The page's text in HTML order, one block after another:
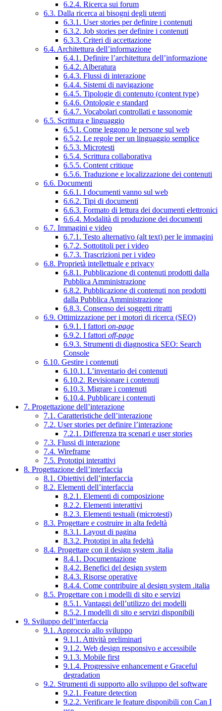
6.2.4. Ricerca sui forum
6.3. Dalla ricerca ai bisogni degli utenti
6.3.1. User stories per definire i contenuti
6.3.2. Job stories per definire i contenuti
6.3.3. Criteri di accettazione
6.4. Architettura dell’informazione
6.4.1. Definire l’architettura dell’informazione
6.4.2. Alberatura
6.4.3. Flussi di interazione
6.4.4. Sistemi di navigazione
6.4.5. Tipologie di contenuto (content type)
6.4.6. Ontologie e standard
6.4.7. Vocabolari controllati e tassonomie
6.5. Scrittura e linguaggio
6.5.1. Come leggono le persone sul web
6.5.2. Le regole per un linguaggio semplice
6.5.3. Microtesti
6.5.4. Scrittura collaborativa
6.5.5. Content critique
6.5.6. Traduzione e localizzazione dei contenuti
6.6. Documenti
6.6.1. I documenti vanno sul web
6.6.2. Tipi di documenti
6.6.3. Formato di lettura dei documenti elettronici
6.6.4. Modalità di produzione dei documenti
6.7. Immagini e video
6.7.1. Testo alternativo (alt text) per le immagini
6.7.2. Sottotitoli per i video
6.7.3. Trascrizioni per i video
6.8. Proprietà intellettuale e privacy
6.8.1. Pubblicazione di contenuti prodotti dalla
Pubblica Amministrazione
6.8.2. Pubblicazione di contenuti non prodotti
dalla Pubblica Amministrazione
6.8.3. Consenso dei soggetti ritratti
6.9. Ottimizzazione per i motori di ricerca (SEO)
6.9.1. I fattori on-page
6.9.2. I fattori off-page
6.9.3. Strumenti di diagnostica SEO: Search
Console
6.10. Gestire i contenuti
6.10.1. L’inventario dei contenuti
6.10.2. Revisionare i contenuti
6.10.3. Migrare i contenuti
6.10.4. Pubblicare i contenuti
7. Progettazione dell’interazione
7.1. Caratteristiche dell’interazione
7.2. User stories per definire l’interazione
7.2.1. Differenza tra scenari e user stories
7.3. Flussi di interazione
7.4. Wireframe
7.5. Prototipi interattivi
8. Progettazione dell’interfaccia
8.1. Obiettivi dell’interfaccia
8.2. Elementi dell’interfaccia
8.2.1. Elementi di composizione
8.2.2. Elementi interattivi
8.2.3. Elementi testuali (microtesti)
8.3. Progettare e costruire in alta fedeltà
8.3.1. Layout di pagina
8.3.2. Prototipi in alta fedeltà
8.4. Progettare con il design system .italia
8.4.1. Documentazione
8.4.2. Benefici del design system
8.4.3. Risorse operative
8.4.4. Come contribuire al design system .italia
8.5. Progettare con i modelli di sito e servizi
8.5.1. Vantaggi dell’utilizzo dei modelli
8.5.2. I modelli di sito e servizi disponibili
9. Sviluppo dell’interfaccia
9.1. Approccio allo sviluppo
9.1.1. Attività preliminari
9.1.2. Web design responsivo e accessibile
9.1.3. Mobile first
9.1.4. Progressive enhancement e Graceful
degradation
9.2. Strumenti di supporto allo sviluppo del software
9.2.1. Feature detection
9.2.2. Verificare le feature disponibili con Can I